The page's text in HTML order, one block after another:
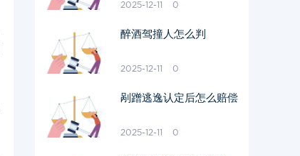
2025-12-11 0
醉酒驾撞人怎么判
2025-12-11 0
剐蹭逃逸认定后怎么赔偿
2025-12-11 0